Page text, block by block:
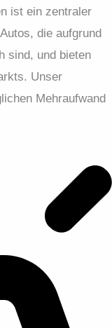
ist ein zentraler
die aufgrund
sind, und bieten
Unser
Mehraufwand